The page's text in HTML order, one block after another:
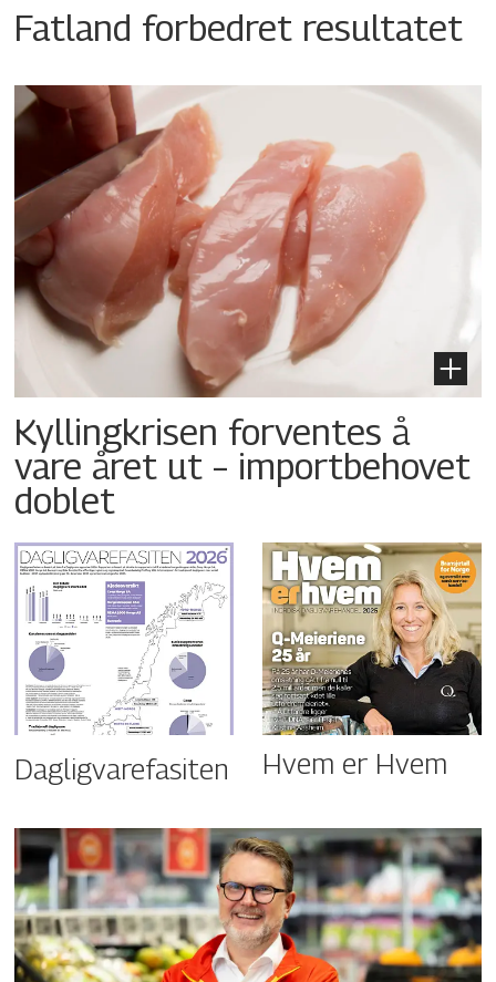
Fatland forbedret resultatet
Kyllingkrisen forventes å
vare året ut – importbehovet
doblet
Dagligvarefasiten Hvem er Hvem